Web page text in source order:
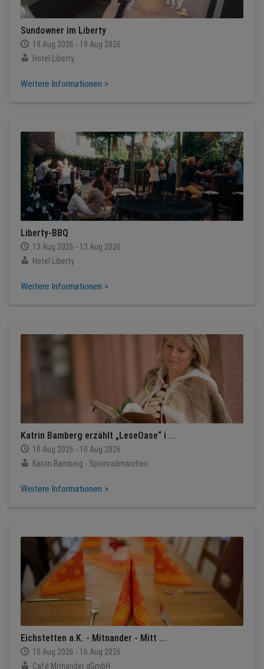
Sundowner im Liberty
19 Aug 2026 - 19 Aug 2026
Hotel Liberty
Weitere Informationen >
Liberty-BBQ
13 Aug 2026 - 13 Aug 2026
Hotel Liberty
Weitere Informationen >
Katrin Bamberg erzählt „LeseOase“ i ...
10 Aug 2026 - 10 Aug 2026
Katrin Bamberg - Spinnradmärchen
Weitere Informationen >
Eichstetten a.K. - Mitnander - Mitt ...
10 Aug 2026 - 16 Aug 2026
Café Mitnander gGmbH